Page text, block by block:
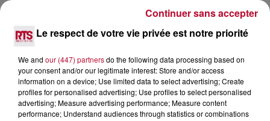
La soirée du Samedi a transformé le Zénith de
Montpellier en un lieu de fête énormissime avec sur
scène :Cali, Tryo, Boulevard des Airs, Maicee, Demi
Portion et Bigflo et Oli.
Enfin, la soirée du Dimanche, était placé sous le signe
de l'humour avec sur scène : Pierre Emmanuel Barré,
Guiedré, Guillaume Meurice, Christine Berrou et Didier
Le respect de votre vie privée est notre priorité
We and our (447) partnersdo the following data processing based on
your consent and/or our legitimate interest: Store and/or access
information on a device; Use limited data to select advertising; Create
profiles for personalised advertising; Use profiles to select personalised
advertising; Measure advertising performance; Measure content
performance; Understand audiences through statistics or combinations
Continuer sans accepter